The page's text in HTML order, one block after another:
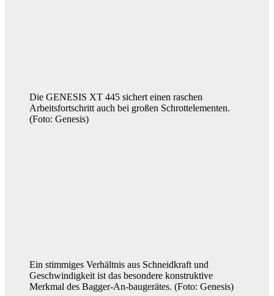
Die GENESIS XT 445 sichert einen raschen
Arbeitsfortschritt auch bei großen Schrottelementen.
(Foto: Genesis)
Ein stimmiges Verhältnis aus Schneidkraft und
Geschwindigkeit ist das besondere konstruktive
Merkmal des Bagger-An-baugerätes. (Foto: Genesis)